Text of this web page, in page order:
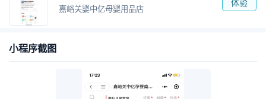
嘉峪关婴中亿母婴用品店
体验
小程序截图